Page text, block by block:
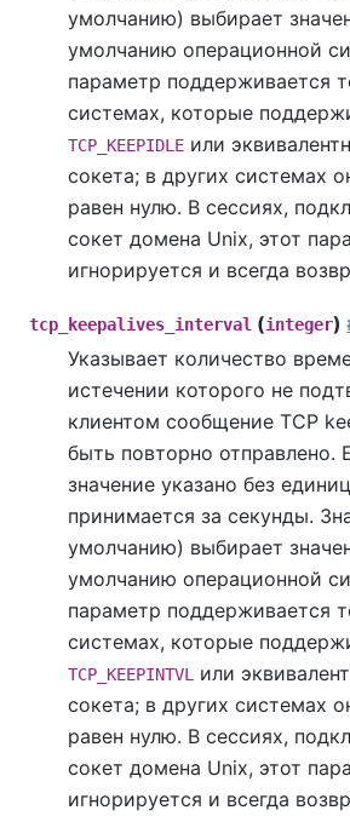
умолчанию) выбирает
умолчанию операционной
параметр поддерживается
системах, которые
TCP_KEEPIDLE или
сокета; в других системах
равен нулю. В сессиях,
сокет домена Unix, этот
игнорируется и всегда
tcp_keepalives_interval (integer)
Указывает количество
истечении которого не
клиентом сообщение TCP
быть повторно отправлено.
значение указано без
принимается за секунды.
умолчанию) выбирает
умолчанию операционной
параметр поддерживается
системах, которые
TCP_KEEPINTVL или
сокета; в других системах
равен нулю. В сессиях,
сокет домена Unix, этот
игнорируется и всегда